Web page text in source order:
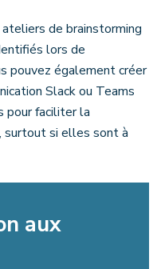
de brainstorming
lors de
pouvez également créer
Slack ou Teams
pour faciliter la
surtout si elles sont à
aux